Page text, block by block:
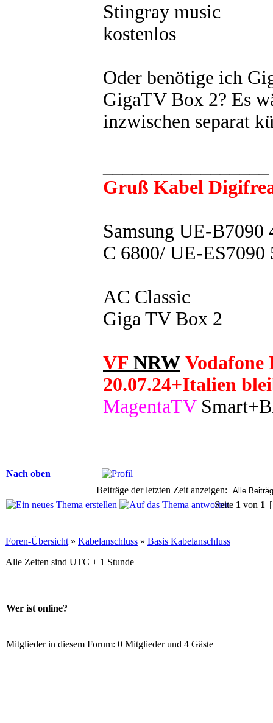
Stingray music
kostenlos
Oder benötige ich
GigaTV Box 2? Es
inzwischen separat
Gruß Kabel
Samsung UE-
C 6800/ UE-
AC Classic
Giga TV Box 2
VF NRW
20.07.24+Italien
MagentaTV
Nach oben
Beiträge der letzten Zeit anzeigen:
Seite 1 von 1
Foren-Übersicht » Kabelanschluss » Basis Kabelanschluss
Alle Zeiten sind UTC + 1 Stunde
Wer ist online?
Mitglieder in diesem Forum: 0 Mitglieder und 4 Gäste